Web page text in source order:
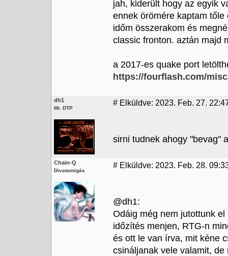
jah, kiderült hogy az egyik
ennek örömére kaptam
időm összerakom és
classic fronton. aztán majd
a 2017-es quake port
https://fourflash.com/
dh1
Mr. DTP
# Elküldve: 2023. Feb. 27.
sirni tudnek ahogy "bevag"
Chain-Q
Divatamigás
# Elküldve: 2023. Feb. 28.
@dh1:
Odáig még nem jutottunk
időzítés menjen, RTG-n
és ott le van írva, mit kéne
csináljanak vele valamit,